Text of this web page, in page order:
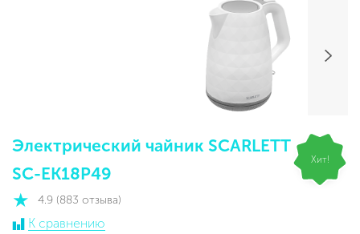
Электрический чайник SCARLETT
SC-EK18P49
4.9 (883 отзыва)
К сравнению
Хит!